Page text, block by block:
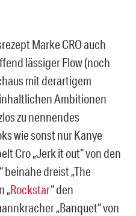
Marke CRO auch
lässiger Flow (noch
mit derartigem
Ambitionen
zu nennendes
wie sonst nur Kanye
Cro „Jerk it out“ von den
“ beinahe dreist „The
„Rockstar“ den
„Banquet“ von